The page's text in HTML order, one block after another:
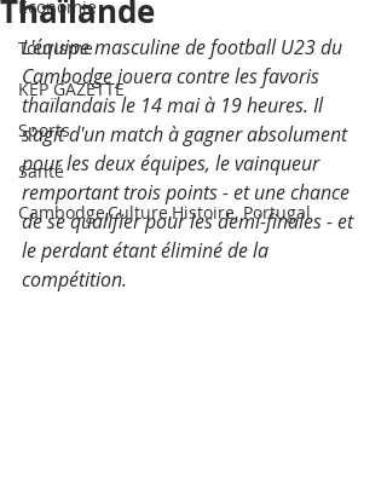
Economie
Tourisme
KEP GAZETTE
Sports
Santé
Cambodge,Culture,Histoire, Portugal
Thaïlande
L'équipe masculine de football U23 du
Cambodge jouera contre les favoris
thaïlandais le 14 mai à 19 heures. Il
s'agit d'un match à gagner absolument
pour les deux équipes, le vainqueur
remportant trois points - et une chance
de se qualifier pour les demi-finales - et
le perdant étant éliminé de la
compétition.